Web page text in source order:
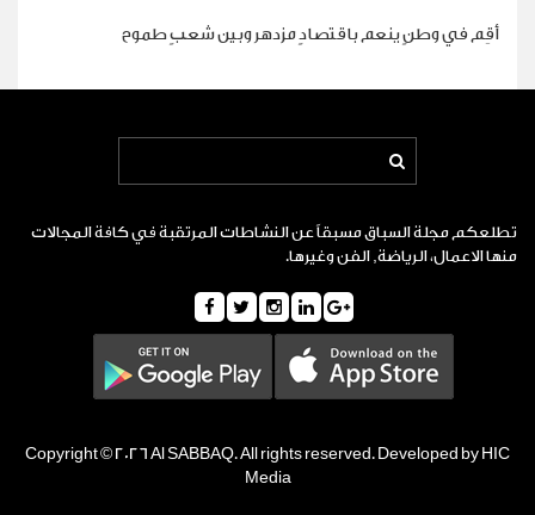
أقِم في وطنٍ ينعم باقتصادٍ مزدهر وبين شعبٍ طموح
تطلعكم مجلة السباق مسبقاً عن النشاطات المرتقبة في كافة المجالات
منها الاعمال، الرياضة, الفن وغيرها.
Copyright © 2026 Al SABBAQ. All rights reserved. Developed by HIC
Media